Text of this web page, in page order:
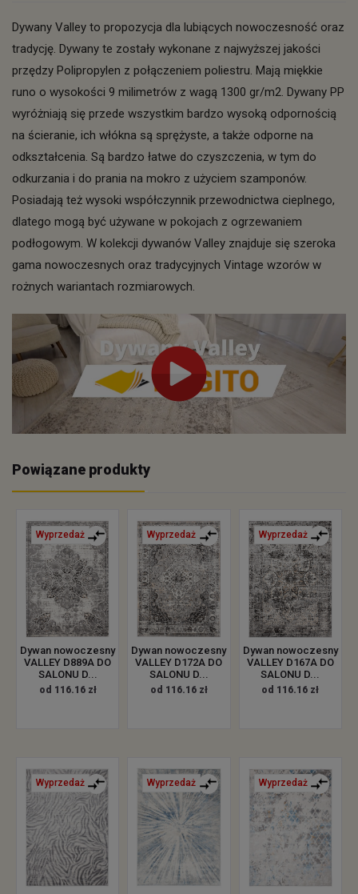
Dywany Valley to propozycja dla lubiących nowoczesność oraz
tradycję. Dywany te zostały wykonane z najwyższej jakości
przędzy Polipropylen z połączeniem poliestru. Mają miękkie
runo o wysokości 9 milimetrów z wagą 1300 gr/m2. Dywany PP
wyróżniają się przede wszystkim bardzo wysoką odpornością
na ścieranie, ich włókna są sprężyste, a także odporne na
odkształcenia. Są bardzo łatwe do czyszczenia, w tym do
odkurzania i do prania na mokro z użyciem szamponów.
Posiadają też wysoki współczynnik przewodnictwa cieplnego,
dlatego mogą być używane w pokojach z ogrzewaniem
podłogowym. W kolekcji dywanów Valley znajduje się szeroka
gama nowoczesnych oraz tradycyjnych Vintage wzorów w
rożnych wariantach rozmiarowych.
Powiązane produkty
Wyprzedaż
Dywan nowoczesny
VALLEY D889A DO
SALONU D...
od 116.16 zł
Wyprzedaż
Dywan nowoczesny
VALLEY D172A DO
SALONU D...
od 116.16 zł
Wyprzedaż
Dywan nowoczesny
VALLEY D167A DO
SALONU D...
od 116.16 zł
Wyprzedaż Wyprzedaż Wyprzedaż